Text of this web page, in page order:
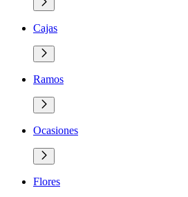
Cajas
Ramos
Ocasiones
Flores